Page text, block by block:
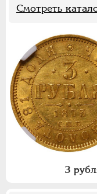
Смотреть
3